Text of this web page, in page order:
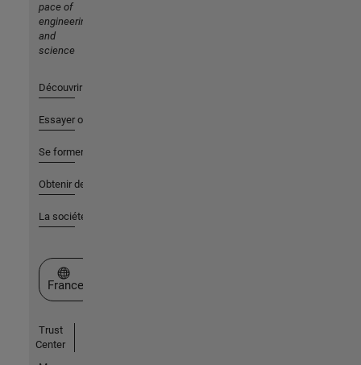
pace of
engineering
and
science
Découvrir les produits
Essayer ou acheter
Se former
Obtenir de l'aide
La société
Sélectionner un site web
France
Trust
Center